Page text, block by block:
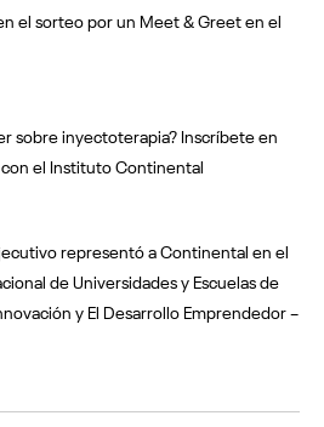
el sorteo por un Meet & Greet en el
sobre inyectoterapia? Inscríbete en
el Instituto Continental
representó a Continental en el
de Universidades y Escuelas de
y El Desarrollo Emprendedor –